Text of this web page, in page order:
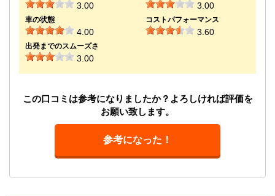
3.00 3.00
車の状態
4.00
コストパフォーマンス
3.60
出発までのスムーズさ
3.00
この口コミは参考になりましたか？よろしければ評価を
お願い致します。
参考になった！